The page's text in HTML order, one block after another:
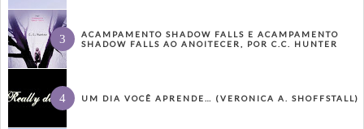
ACAMPAMENTO SHADOW FALLS E ACAMPAMENTO
SHADOW FALLS AO ANOITECER, POR C.C. HUNTER
UM DIA VOCÊ APRENDE… (VERONICA A. SHOFFSTALL)